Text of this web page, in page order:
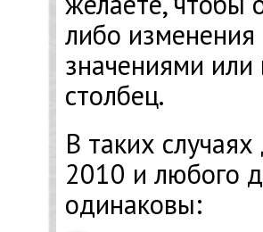
либо
значениями
столбец.
В таких
2010 и любого
одинаковы: